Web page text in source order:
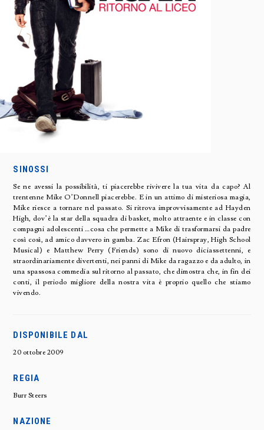
SINOSSI
Se ne avessi la possibilità, ti piacerebbe rivivere la tua vita da capo? Al
trentenne Mike O’Donnell piacerebbe. E in un attimo di misteriosa magia,
Mike riesce a tornare nel passato. Si ritrova improvvisamente ad Hayden
High, dov’è la star della squadra di basket, molto attraente e in classe con
compagni adolescenti …cosa che permette a Mike di trasformarsi da padre
così così, ad amico davvero in gamba. Zac Efron (Hairspray, High School
Musical) e Matthew Perry (Friends) sono di nuovo diciassettenni, e
straordinariamente divertenti, nei panni di Mike da ragazzo e da adulto, in
una spassosa commedia sul ritorno al passato, che dimostra che, in fin dei
conti, il periodo migliore della nostra vita è proprio quello che stiamo
vivendo.
DISPONIBILE DAL
20 ottobre 2009
REGIA
Burr Steers
NAZIONE